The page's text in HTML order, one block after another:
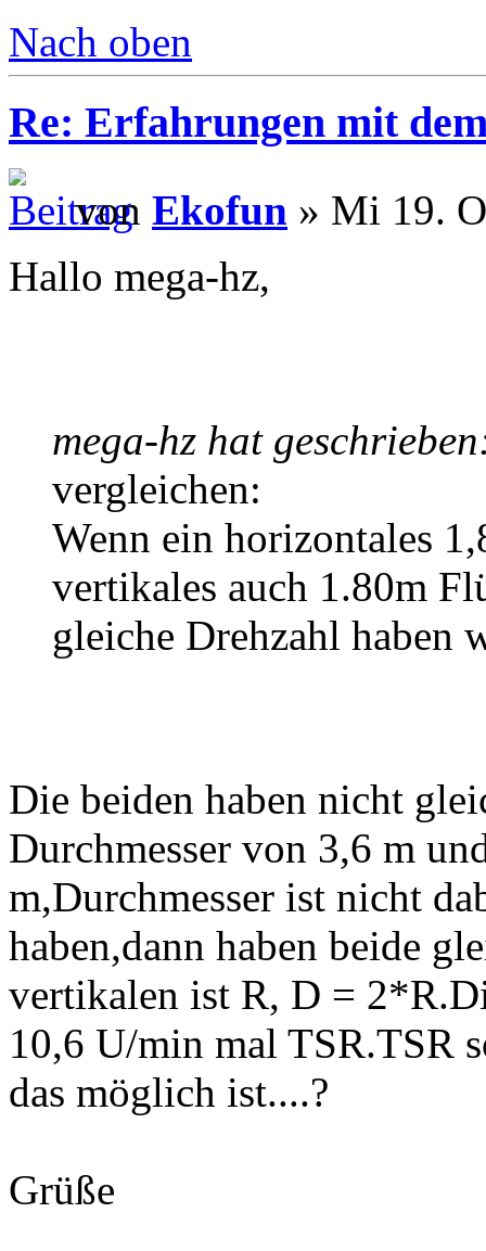
Nach oben
Re: Erfahrungen mit
von Ekofun » Mi 19.
Hallo mega-hz,
mega-hz hat
vergleichen:
Wenn ein horizontales
vertikales auch 1.80m
gleiche Drehzahl haben
Die beiden haben nicht
Durchmesser von 3,6 m
m,Durchmesser ist nicht
haben,dann haben beide
vertikalen ist R, D =
10,6 U/min mal TSR.TSR
das möglich ist....?
Grüße